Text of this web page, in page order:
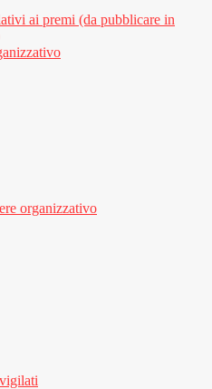
ai premi (da pubblicare in
organizzativo